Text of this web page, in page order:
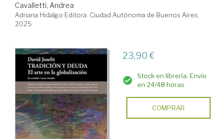
Cavalletti, Andrea
Adriana Hidalgo Editora. Ciudad Autónoma de Buenos Aires,
2025
23,90 €
Stock en librería. Envío
en 24/48 horas
COMPRAR